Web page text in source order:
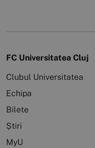
FC Universitatea Cluj
Clubul Universitatea
Echipa
Bilete
Știri
MyU